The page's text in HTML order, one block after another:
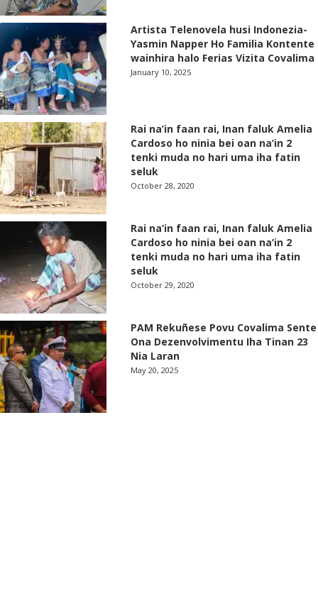
Artista Telenovela husi Indonezia-
Yasmin Napper Ho Familia Kontente
wainhira halo Ferias Vizita Covalima
January 10, 2025
Rai na’in faan rai, Inan faluk Amelia
Cardoso ho ninia bei oan na’in 2
tenki muda no hari uma iha fatin
seluk
October 28, 2020
Rai na’in faan rai, Inan faluk Amelia
Cardoso ho ninia bei oan na’in 2
tenki muda no hari uma iha fatin
seluk
October 29, 2020
PAM Rekuñese Povu Covalima Sente
Ona Dezenvolvimentu Iha Tinan 23
Nia Laran
May 20, 2025